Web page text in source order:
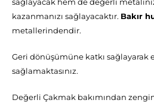
kazanmanızı sağlayacaktır. Bakır
metallerindendir.
Geri dönüşümüne katkı sağlayarak
sağlamaktasınız.
Değerli Çakmak bakımından